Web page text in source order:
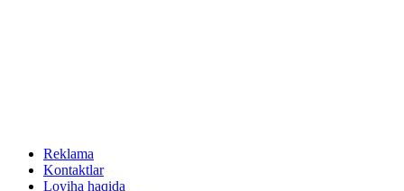
Reklama
Kontaktlar
Loyiha haqida